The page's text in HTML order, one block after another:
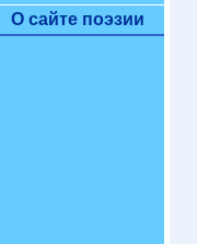
О сайте поэзии